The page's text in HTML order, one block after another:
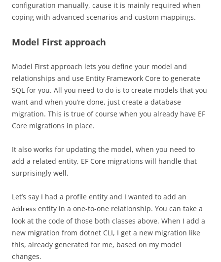
configuration manually, cause it is mainly required when
coping with advanced scenarios and custom mappings.
Model First approach
Model First approach lets you define your model and
relationships and use Entity Framework Core to generate
SQL for you. All you need to do is to create models that you
want and when you’re done, just create a database
migration. This is true of course when you already have EF
Core migrations in place.
It also works for updating the model, when you need to
add a related entity, EF Core migrations will handle that
surprisingly well.
Let’s say I had a profile entity and I wanted to add an
Address entity in a one-to-one relationship. You can take a
look at the code of those both classes above. When I add a
new migration from dotnet CLI, I get a new migration like
this, already generated for me, based on my model
changes.